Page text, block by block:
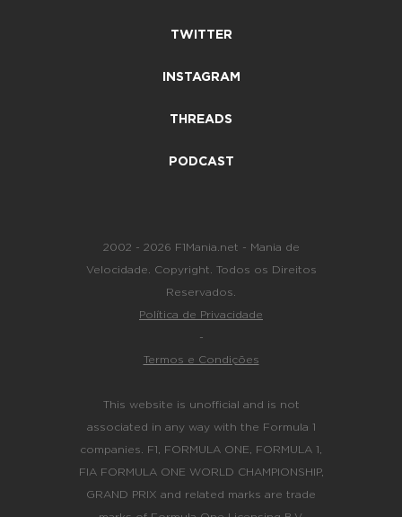
TWITTER
INSTAGRAM
THREADS
PODCAST
2002 - 2026 F1Mania.net - Mania de
Velocidade. Copyright. Todos os Direitos
Reservados.
Política de Privacidade
-
Termos e Condições
This website is unofficial and is not
associated in any way with the Formula 1
companies. F1, FORMULA ONE, FORMULA 1,
FIA FORMULA ONE WORLD CHAMPIONSHIP,
GRAND PRIX and related marks are trade